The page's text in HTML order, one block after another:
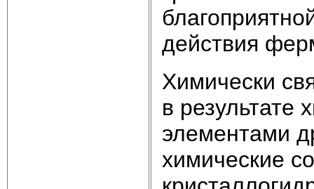
действия
Химически
в результате
элементами
химические